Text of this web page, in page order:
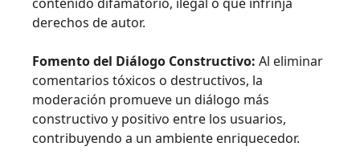
derechos de autor.
Fomento del Diálogo Constructivo: Al eliminar
comentarios tóxicos o destructivos, la
moderación promueve un diálogo más
constructivo y positivo entre los usuarios,
contribuyendo a un ambiente enriquecedor.